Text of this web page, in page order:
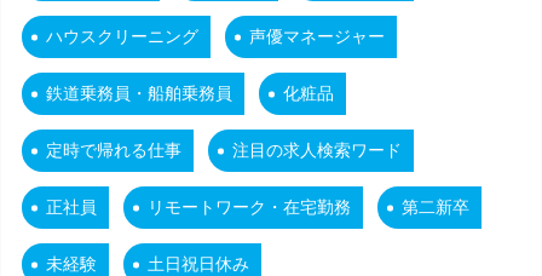
ハウスクリーニング 声優マネージャー
鉄道乗務員・船舶乗務員 化粧品
定時で帰れる仕事 注目の求人検索ワード
正社員 リモートワーク・在宅勤務 第二新卒
未経験 土日祝日休み